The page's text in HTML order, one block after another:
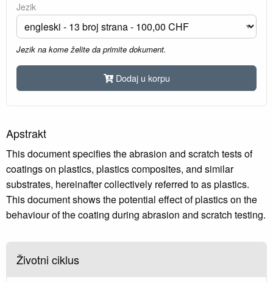
Jezik
Jezik na kome želite da primite dokument.
Dodaj u korpu
Apstrakt
This document specifies the abrasion and scratch tests of
coatings on plastics, plastics composites, and similar
substrates, hereinafter collectively referred to as plastics.
This document shows the potential effect of plastics on the
behaviour of the coating during abrasion and scratch testing.
Životni ciklus